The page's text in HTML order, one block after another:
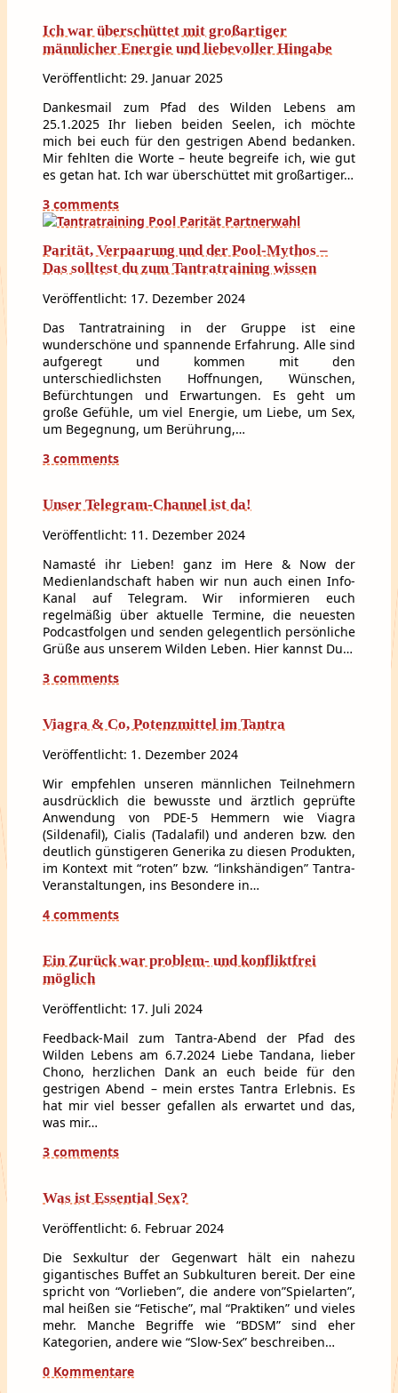
Ich war überschüttet mit großartiger
männlicher Energie und liebevoller Hingabe
Veröffentlicht: 29. Januar 2025
Dankesmail zum Pfad des Wilden Lebens am
25.1.2025 Ihr lieben beiden Seelen, ich möchte
mich bei euch für den gestrigen Abend bedanken.
Mir fehlten die Worte – heute begreife ich, wie gut
es getan hat. Ich war überschüttet mit großartiger…
3 comments
Parität, Verpaarung und der Pool-Mythos –
Das solltest du zum Tantratraining wissen
Veröffentlicht: 17. Dezember 2024
Das Tantratraining in der Gruppe ist eine
wunderschöne und spannende Erfahrung. Alle sind
aufgeregt und kommen mit den
unterschiedlichsten Hoffnungen, Wünschen,
Befürchtungen und Erwartungen. Es geht um
große Gefühle, um viel Energie, um Liebe, um Sex,
um Begegnung, um Berührung,…
3 comments
Unser Telegram-Channel ist da!
Veröffentlicht: 11. Dezember 2024
Namasté ihr Lieben! ganz im Here & Now der
Medienlandschaft haben wir nun auch einen Info-
Kanal auf Telegram. Wir informieren euch
regelmäßig über aktuelle Termine, die neuesten
Podcastfolgen und senden gelegentlich persönliche
Grüße aus unserem Wilden Leben. Hier kannst Du…
3 comments
Viagra & Co, Potenzmittel im Tantra
Veröffentlicht: 1. Dezember 2024
Wir empfehlen unseren männlichen Teilnehmern
ausdrücklich die bewusste und ärztlich geprüfte
Anwendung von PDE-5 Hemmern wie Viagra
(Sildenafil), Cialis (Tadalafil) und anderen bzw. den
deutlich günstigeren Generika zu diesen Produkten,
im Kontext mit “roten” bzw. “linkshändigen” Tantra-
Veranstaltungen, ins Besondere in…
4 comments
Ein Zurück war problem- und konfliktfrei
möglich
Veröffentlicht: 17. Juli 2024
Feedback-Mail zum Tantra-Abend der Pfad des
Wilden Lebens am 6.7.2024 Liebe Tandana, lieber
Chono, herzlichen Dank an euch beide für den
gestrigen Abend – mein erstes Tantra Erlebnis. Es
hat mir viel besser gefallen als erwartet und das,
was mir…
3 comments
Was ist Essential Sex?
Veröffentlicht: 6. Februar 2024
Die Sexkultur der Gegenwart hält ein nahezu
gigantisches Buffet an Subkulturen bereit. Der eine
spricht von “Vorlieben”, die andere von”Spielarten”,
mal heißen sie “Fetische”, mal “Praktiken” und vieles
mehr. Manche Begriffe wie “BDSM” sind eher
Kategorien, andere wie “Slow-Sex” beschreiben…
0 Kommentare